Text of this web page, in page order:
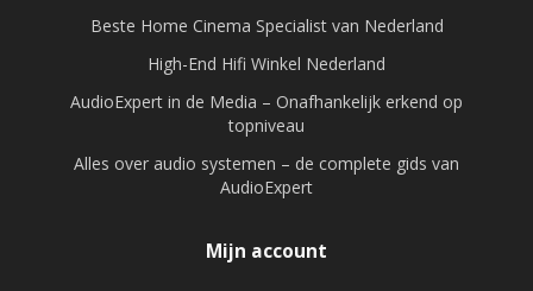
Beste Home Cinema Specialist van Nederland
High-End Hifi Winkel Nederland
AudioExpert in de Media – Onafhankelijk erkend op
topniveau
Alles over audio systemen – de complete gids van
AudioExpert
Mijn account